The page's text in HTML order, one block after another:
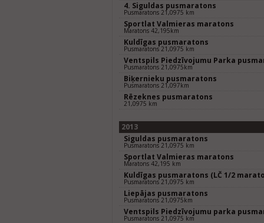
4. Siguldas pusmaratons
Pusmaratons 21,0975 km
Sportlat Valmieras maratons
Maratons 42,195km
Kuldīgas pusmaratons
Pusmaratons 21,0975 km
Ventspils Piedzīvojumu Parka
Pusmaratons 21,0975km
Biķernieku pusmaratons
Pusmaratons 21,097km
Rēzeknes pusmaratons
21,0975 km
2013
Siguldas pusmaratons
Pusmaratons 21,0975 km
Sportlat Valmieras maratons
Maratons 42,195 km
Kuldīgas pusmaratons (LČ 1/2
Pusmaratons 21,0975 km
Liepājas pusmaratons
Pusmaratons 21,0975km
Ventspils Piedzīvojumu parka
Pusmaratons 21,0975 km